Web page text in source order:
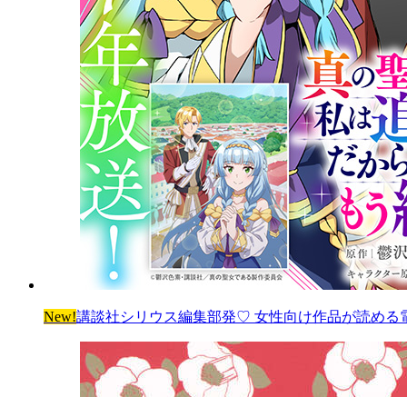
New!講談社シリウス編集部発♡ 女性向け作品が読める